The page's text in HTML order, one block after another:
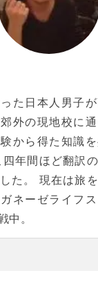
た日本人男子
外の現地校に
から得た知識
年間ほど翻訳
た。 現在は旅
ネーゼライフ
中。